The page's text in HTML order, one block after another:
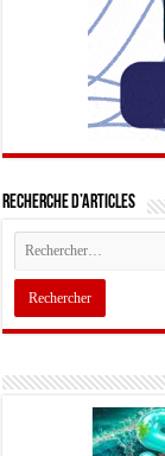
Recherche d’articles